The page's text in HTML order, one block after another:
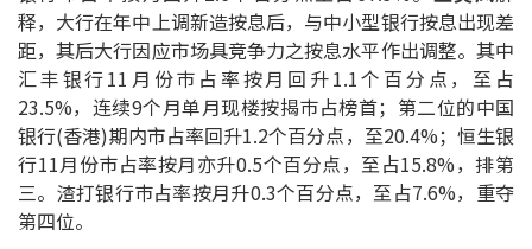
按揭全面睇
新闻/研究
公司动态
按市新闻
释，大行在年中上调新造按息后，与中小型银行按息出现差
距，其后大行因应市场具竞争力之按息水平作出调整。其中
汇丰银行11月份巿占率按月回升1.1个百分点，至占
23.5%，连续9个月单月现楼按揭巿占榜首；第二位的中国
银行(香港)期内市占率回升1.2个百分点，至20.4%；恒生银
行11月份巿占率按月亦升0.5个百分点，至占15.8%，排第
三。渣打银行巿占率按月升0.3个百分点，至占7.6%，重夺
第四位。